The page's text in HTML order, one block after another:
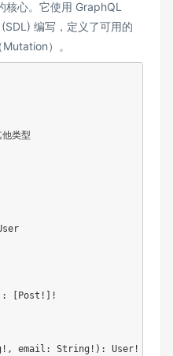
核心。它使用 GraphQL
编写，定义了可用的
）。
类型
[Post!]!
email: String!): User!